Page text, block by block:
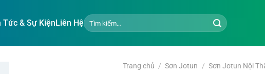
Tức & Sự KiệnLiên HệTìm
kiếm:
Trang chủ / Sơn Jotun / Sơn Jotun Nội